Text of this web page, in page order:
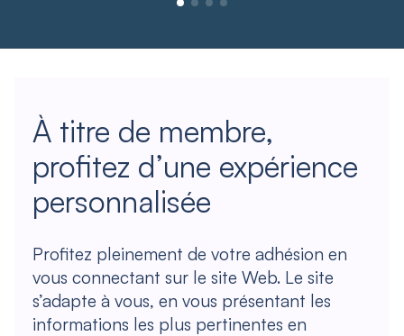
À titre de membre,
profitez d’une expérience
personnalisée
Profitez pleinement de votre adhésion en
vous connectant sur le site Web. Le site
s’adapte à vous, en vous présentant les
informations les plus pertinentes en